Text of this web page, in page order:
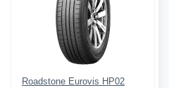
Roadstone Eurovis HP02